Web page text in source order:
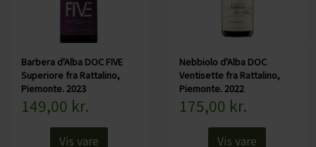
Barbera d'Alba DOC FIVE
Superiore fra Rattalino,
Piemonte. 2023
149,00 kr.
Vis vare
Nebbiolo d'Alba DOC
Ventisette fra Rattalino,
Piemonte. 2022
175,00 kr.
Vis vare